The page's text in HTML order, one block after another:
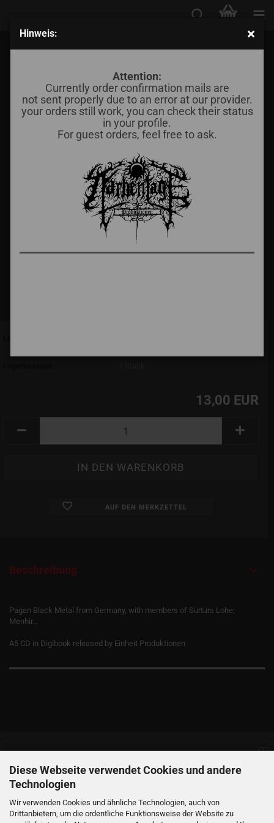
Diese Webseite verwendet Cookies und andere
Technologien
Wir verwenden Cookies und ähnliche Technologien, auch von
Drittanbietern, um die ordentliche Funktionsweise der Website zu
Hinweis:
Attention:
Currently order confirmation mails are
not sent properly due to an error at our provider.
your orders still work, you can check their status
in your profile.
For guest orders, feel free to ask.
Fimbulvet - Frostbrand (Eines Bildnis Tracht)
13,00 EUR
AUF DEN MERKZETTEL
Beschreibung
Pagan Black Metal from Germany, with members of Surturs Lohe,
Menhir...
A5 CD in Digibook released by Einheit Produktionen
Informationen
Produkte